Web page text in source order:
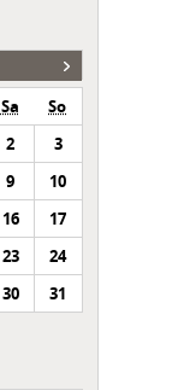
Sa
So
2
3
9
10
16
17
23
24
30 31